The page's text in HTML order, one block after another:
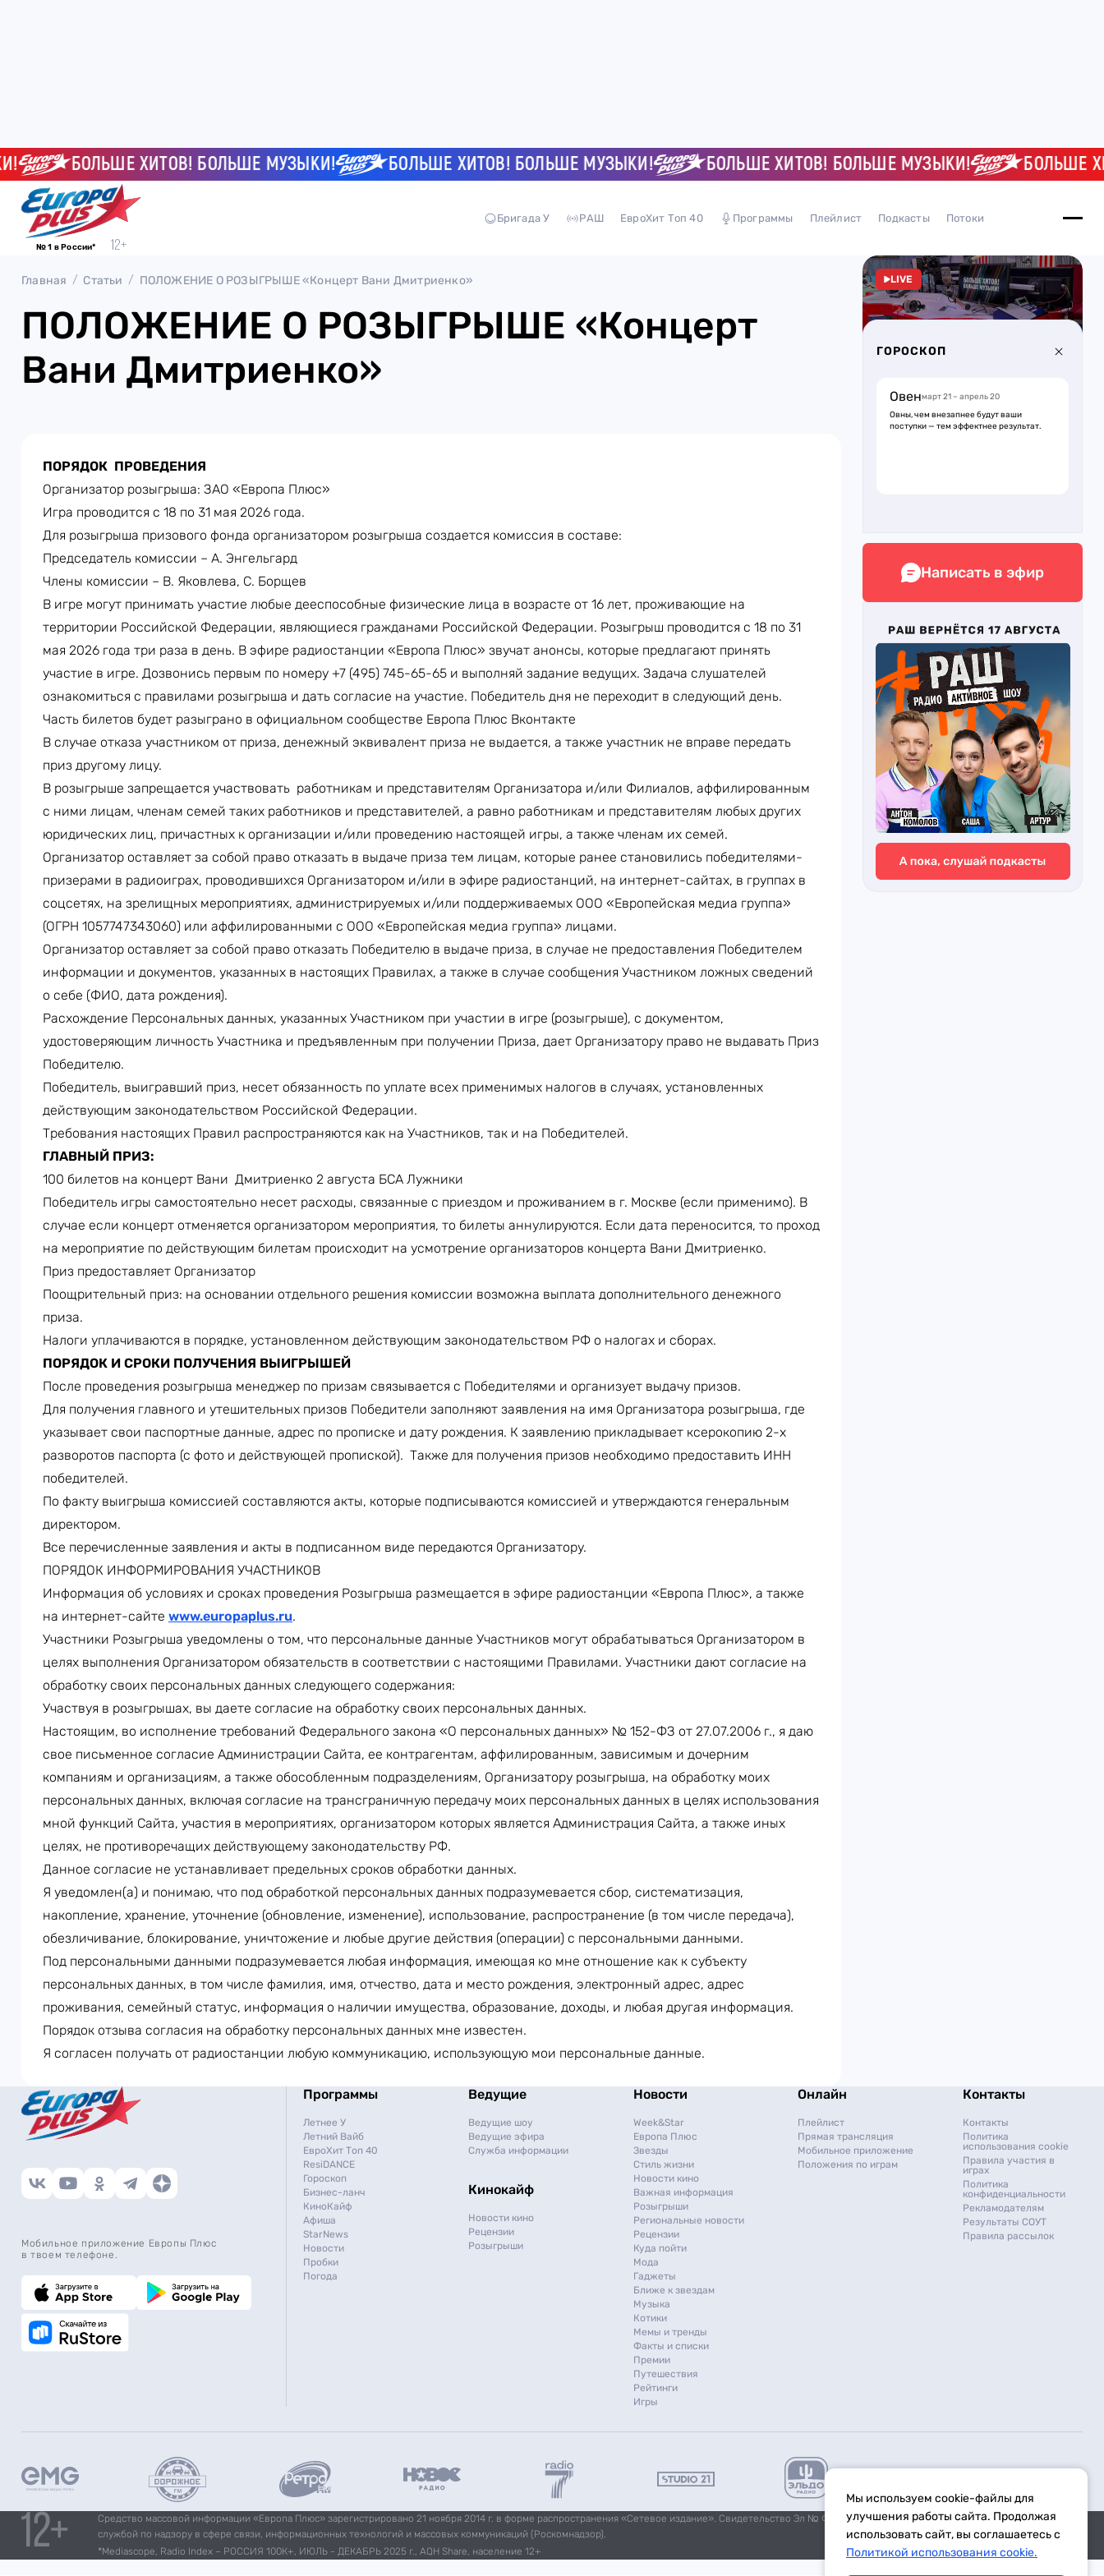
БОЛЬШЕ ХИТОВ! БОЛЬШЕ МУЗЫКИ! БОЛЬШЕ ХИТОВ! БОЛЬШЕ МУЗЫКИ! БОЛЬШЕ ХИТОВ! БОЛЬШЕ МУЗЫКИ! БОЛЬШЕ
№ 1 в России*
Бригада У РАШ ЕвроХит Топ 40 Программы Плейлист Подкасты Потоки
Главная Статьи ПОЛОЖЕНИЕ О РОЗЫГРЫШЕ «Концерт Вани Дмитриенко»
ПОЛОЖЕНИЕ О РОЗЫГРЫШЕ «Концерт
Вани Дмитриенко»
ПОРЯДОК ПРОВЕДЕНИЯ
Организатор розыгрыша: ЗАО «Европа Плюс»
Игра проводится с 18 по 31 мая 2026 года.
Для розыгрыша призового фонда организатором розыгрыша создается комиссия в составе:
Председатель комиссии – А. Энгельгард
Члены комиссии – В. Яковлева, С. Борщев
В игре могут принимать участие любые дееспособные физические лица в возрасте от 16 лет, проживающие на
территории Российской Федерации, являющиеся гражданами Российской Федерации. Розыгрыш проводится с 18 по 31
мая 2026 года три раза в день. В эфире радиостанции «Европа Плюс» звучат анонсы, которые предлагают принять
участие в игре. Дозвонись первым по номеру +7 (495) 745-65-65 и выполняй задание ведущих. Задача слушателей
ознакомиться с правилами розыгрыша и дать согласие на участие. Победитель дня не переходит в следующий день.
Часть билетов будет разыграно в официальном сообществе Европа Плюс Вконтакте
В случае отказа участником от приза, денежный эквивалент приза не выдается, а также участник не вправе передать
приз другому лицу.
В розыгрыше запрещается участвовать работникам и представителям Организатора и/или Филиалов, аффилированным
с ними лицам, членам семей таких работников и представителей, а равно работникам и представителям любых других
юридических лиц, причастных к организации и/или проведению настоящей игры, а также членам их семей.
Организатор оставляет за собой право отказать в выдаче приза тем лицам, которые ранее становились победителями-
призерами в радиоиграх, проводившихся Организатором и/или в эфире радиостанций, на интернет-сайтах, в группах в
соцсетях, на зрелищных мероприятиях, администрируемых и/или поддерживаемых ООО «Европейская медиа группа»
(ОГРН 1057747343060) или аффилированными с ООО «Европейская медиа группа» лицами.
Организатор оставляет за собой право отказать Победителю в выдаче приза, в случае не предоставления Победителем
информации и документов, указанных в настоящих Правилах, а также в случае сообщения Участником ложных сведений
о себе (ФИО, дата рождения).
Расхождение Персональных данных, указанных Участником при участии в игре (розыгрыше), с документом,
удостоверяющим личность Участника и предъявленным при получении Приза, дает Организатору право не выдавать Приз
Победителю.
Победитель, выигравший приз, несет обязанность по уплате всех применимых налогов в случаях, установленных
действующим законодательством Российской Федерации.
Требования настоящих Правил распространяются как на Участников, так и на Победителей.
ГЛАВНЫЙ ПРИЗ:
100 билетов на концерт Вани Дмитриенко 2 августа БСА Лужники
Победитель игры самостоятельно несет расходы, связанные с приездом и проживанием в г. Москве (если применимо). В
случае если концерт отменяется организатором мероприятия, то билеты аннулируются. Если дата переносится, то проход
на мероприятие по действующим билетам происходит на усмотрение организаторов концерта Вани Дмитриенко.
Приз предоставляет Организатор
Поощрительный приз: на основании отдельного решения комиссии возможна выплата дополнительного денежного
приза.
Налоги уплачиваются в порядке, установленном действующим законодательством РФ о налогах и сборах.
ПОРЯДОК И СРОКИ ПОЛУЧЕНИЯ ВЫИГРЫШЕЙ
После проведения розыгрыша менеджер по призам связывается с Победителями и организует выдачу призов.
Для получения главного и утешительных призов Победители заполняют заявления на имя Организатора розыгрыша, где
указывает свои паспортные данные, адрес по прописке и дату рождения. К заявлению прикладывает ксерокопию 2-х
разворотов паспорта (с фото и действующей пропиской). Также для получения призов необходимо предоставить ИНН
победителей.
По факту выигрыша комиссией составляются акты, которые подписываются комиссией и утверждаются генеральным
директором.
Все перечисленные заявления и акты в подписанном виде передаются Организатору.
ПОРЯДОК ИНФОРМИРОВАНИЯ УЧАСТНИКОВ
Информация об условиях и сроках проведения Розыгрыша размещается в эфире радиостанции «Европа Плюс», а также
на интернет-сайте www.europaplus.ru.
Участники Розыгрыша уведомлены о том, что персональные данные Участников могут обрабатываться Организатором в
целях выполнения Организатором обязательств в соответствии с настоящими Правилами. Участники дают согласие на
обработку своих персональных данных следующего содержания:
Участвуя в розыгрышах, вы даете согласие на обработку своих персональных данных.
Настоящим, во исполнение требований Федерального закона «О персональных данных» № 152-ФЗ от 27.07.2006 г., я даю
свое письменное согласие Администрации Сайта, ее контрагентам, аффилированным, зависимым и дочерним
компаниям и организациям, а также обособленным подразделениям, Организатору розыгрыша, на обработку моих
персональных данных, включая согласие на трансграничную передачу моих персональных данных в целях использования
мной функций Сайта, участия в мероприятиях, организатором которых является Администрация Сайта, а также иных
целях, не противоречащих действующему законодательству РФ.
Данное согласие не устанавливает предельных сроков обработки данных.
Я уведомлен(а) и понимаю, что под обработкой персональных данных подразумевается сбор, систематизация,
накопление, хранение, уточнение (обновление, изменение), использование, распространение (в том числе передача),
обезличивание, блокирование, уничтожение и любые другие действия (операции) с персональными данными.
Под персональными данными подразумевается любая информация, имеющая ко мне отношение как к субъекту
персональных данных, в том числе фамилия, имя, отчество, дата и место рождения, электронный адрес, адрес
проживания, семейный статус, информация о наличии имущества, образование, доходы, и любая другая информация.
Порядок отзыва согласия на обработку персональных данных мне известен.
Я согласен получать от радиостанции любую коммуникацию, использующую мои персональные данные.
LIVE
ГОРОСКОП
Овенмарт 21 – апрель 20
Овны, чем внезапнее будут ваши
поступки — тем эффектнее результат.
Написать в эфир
Мобильное приложение Европы Плюс
в твоем телефоне.
Программы
Летнее У
Летний Вайб
ЕвроХит Топ 40
ResiDANCE
Гороскоп
Бизнес-ланч
КиноКайф
Афиша
StarNews
Новости
Пробки
Погода
Ведущие
Ведущие шоу
Ведущие эфира
Служба информации
Кинокайф
Новости кино
Рецензии
Розыгрыши
Новости
Week&Star
Европа Плюс
Звезды
Стиль жизни
Новости кино
Важная информация
Розыгрыши
Региональные новости
Рецензии
Куда пойти
Мода
Гаджеты
Ближе к звездам
Музыка
Котики
Мемы и тренды
Факты и списки
Премии
Путешествия
Рейтинги
Игры
Онлайн
Плейлист
Прямая трансляция
Мобильное приложение
Положения по играм
Контакты
Контакты
Политика
использования cookie
Правила участия в
играх
Политика
конфиденциальности
Рекламодателям
Результаты СОУТ
Правила рассылок
Средство массовой информации «Европа Плюс» зарегистрировано 21 ноября 2014 г. в форме распространения «Сетевое издание». Свидетельство Эл № ФС77-59972 от 21.11.2014 выдано Федеральной
службой по надзору в сфере связи, информационных технологий и массовых коммуникаций (Роскомнадзор).
*Mediascope, Radio Index – РОССИЯ 100К+, ИЮЛЬ - ДЕКАБРЬ 2025 г., AQH Share, население 12+
Мы используем cookie-файлы для
улучшения работы сайта. Продолжая
использовать сайт, вы соглашаетесь с
Политикой использования cookie.